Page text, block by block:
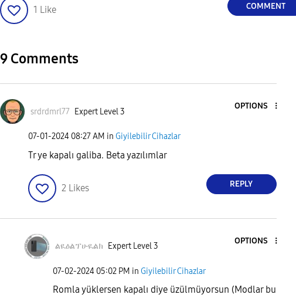
1 Like COMMENT
9 Comments
srdrdmrl77 Expert Level 3
OPTIONS
‎07-01-2024 08:27 AM in Giyilebilir Cihazlar
Tr ye kapalı galiba. Beta yazılımlar
2 Likes REPLY
ልዪዕልፕሁዪልክ Expert Level 3
OPTIONS
‎07-02-2024 05:02 PM in Giyilebilir Cihazlar
Romla yüklersen kapalı diye üzülmüyorsun (Modlar bu